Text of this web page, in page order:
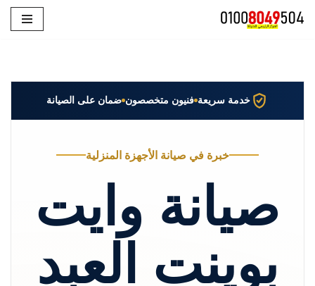
خدمة سريعة فنيون متخصصون ضمان على الصيانة
خبرة في صيانة الأجهزة المنزلية
صيانة وايت
بوينت العبد